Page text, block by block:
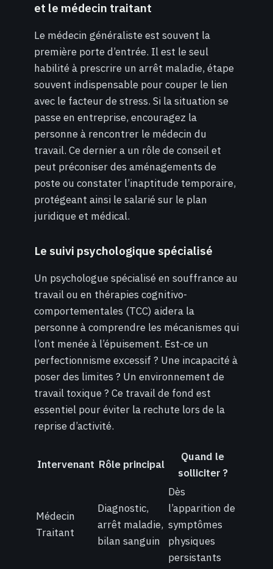
et le médecin traitant
Le médecin généraliste est souvent la
première porte d’entrée. Il est le seul
habilité à prescrire un arrêt maladie, étape
souvent indispensable pour couper le lien
avec le facteur de stress. Si la situation se
passe en entreprise, encouragez la
personne à rencontrer le médecin du
travail. Ce dernier a un rôle de conseil et
peut préconiser des aménagements de
poste ou constater l’inaptitude temporaire,
protégeant ainsi le salarié sur le plan
juridique et médical.
Le suivi psychologique spécialisé
Un psychologue spécialisé en souffrance au
travail ou en thérapies cognitivo-
comportementales (TCC) aidera la
personne à comprendre les mécanismes qui
l’ont menée à l’épuisement. Est-ce un
perfectionnisme excessif ? Une incapacité à
poser des limites ? Un environnement de
travail toxique ? Ce travail de fond est
essentiel pour éviter la rechute lors de la
reprise d’activité.
Intervenant Rôle principal
Quand le
solliciter ?
Médecin
Traitant
Diagnostic,
arrêt maladie,
bilan sanguin
Dès
l’apparition de
symptômes
physiques
persistants